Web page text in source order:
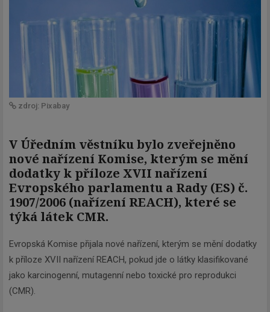
zdroj: Pixabay
V Úředním věstníku bylo zveřejněno
nové nařízení Komise, kterým se mění
dodatky k příloze XVII nařízení
Evropského parlamentu a Rady (ES) č.
1907/2006 (nařízení REACH), které se
týká látek CMR.
Evropská Komise přijala nové nařízení, kterým se mění dodatky
k příloze XVII nařízení REACH, pokud jde o látky klasifikované
jako karcinogenní, mutagenní nebo toxické pro reprodukci
(CMR).